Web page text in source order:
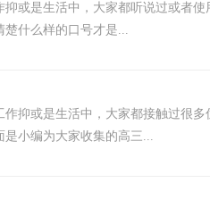
或是生活中，大家都听说过或者
楚什么样的口号才是...
抑或是生活中，大家都接触过很
小编为大家收集的高三...